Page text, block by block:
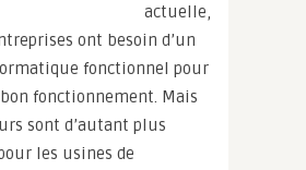
actuelle,
ont besoin d’un
fonctionnel pour
fonctionnement. Mais
sont d’autant plus
les usines de